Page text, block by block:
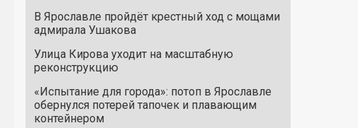
В Ярославле пройдёт крестный ход с мощами
адмирала Ушакова
Улица Кирова уходит на масштабную
реконструкцию
«Испытание для города»: потоп в Ярославле
обернулся потерей тапочек и плавающим
контейнером